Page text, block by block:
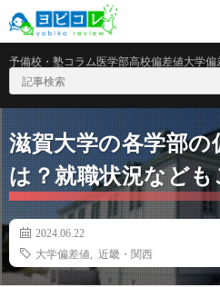
予備校・塾コラム医学部高校偏差値大学偏
滋賀大学の各学部の
は？就職状況なども
2024.06.22
大学偏差値
近畿・関西